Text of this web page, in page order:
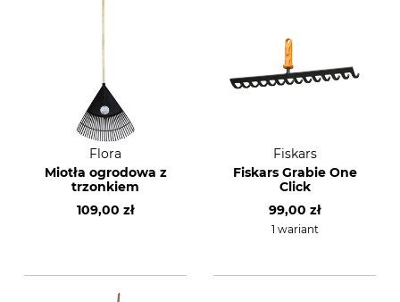
Flora
Miotła ogrodowa z
trzonkiem
109,00 zł
Fiskars
Fiskars Grabie One
Click
99,00 zł
1 wariant